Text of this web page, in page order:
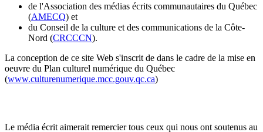
de l'Association des médias écrits communautaires du Québec
(AMECQ) et
du Conseil de la culture et des communications de la Côte-
Nord (CRCCCN).
La conception de ce site Web s'inscrit de dans le cadre de la mise en
oeuvre du Plan culturel numérique du Québec
(www.culturenumerique.mcc.gouv.qc.ca)
Le média écrit aimerait remercier tous ceux qui nous ont soutenus au